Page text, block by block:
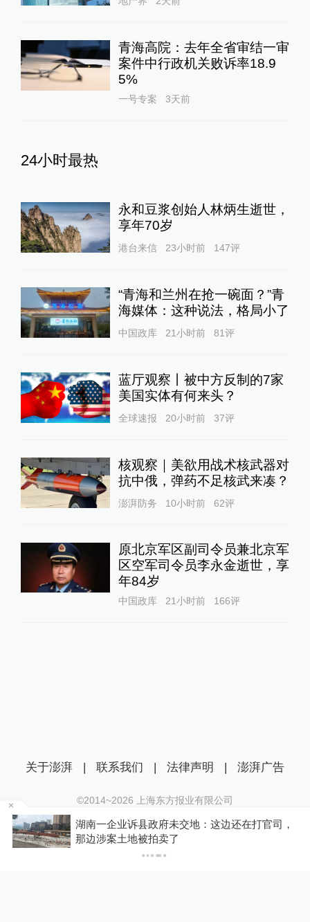
青海高院：去年全省审结一审
案件中行政机关败诉率18.9
5%
一号专案 3天前
24小时最热
永和豆浆创始人林炳生逝世，
享年70岁
港台来信 23小时前 147评
“青海和兰州在抢一碗面？”青
海媒体：这种说法，格局小了
中国政库 21小时前 81评
蓝厅观察丨被中方反制的7家
美国实体有何来头？
全球速报 20小时前 37评
核观察｜美欲用战术核武器对
抗中俄，弹药不足核武来凑？
澎湃防务 10小时前 62评
原北京军区副司令员兼北京军
区空军司令员李永金逝世，享
年84岁
中国政库 21小时前 166评
湖南一企业诉县政府未交地：这边还在打官司，
那边涉案土地被拍卖了
关于澎湃 | 联系我们 | 法律声明 | 澎湃广告
©2014~2026 上海东方报业有限公司
沪ICP证：沪B2-20170116 | 沪ICP备14003370号
互联网新闻信息服务许可证：31120170006
沪公网安备 31010602000299号